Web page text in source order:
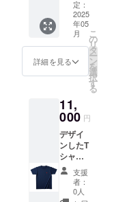
S, M,
L,XL
定：
2025
年05
月
詳細を見る
こ
の
リ
タ
ー
ン
を
選
択
す
る
11,
000 円
デザイ
ンしたT
シャツ
を提供
しま
す。 ・
支援
者：
0人